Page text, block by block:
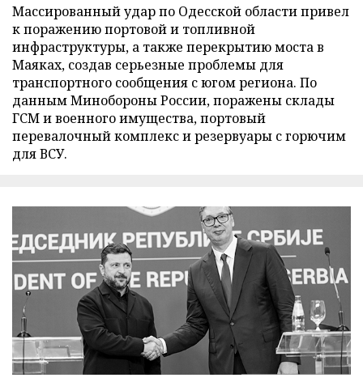
Массированный удар по Одесской области привел
к поражению портовой и топливной
инфраструктуры, а также перекрытию моста в
Маяках, создав серьезные проблемы для
транспортного сообщения с югом региона. По
данным Минобороны России, поражены склады
ГСМ и военного имущества, портовый
перевалочный комплекс и резервуары с горючим
для ВСУ.